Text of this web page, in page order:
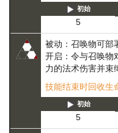
初始
5
被动：召唤物可部
开启：令与召唤物
力的法术伤害并束
技能结束时回收生
初始
5